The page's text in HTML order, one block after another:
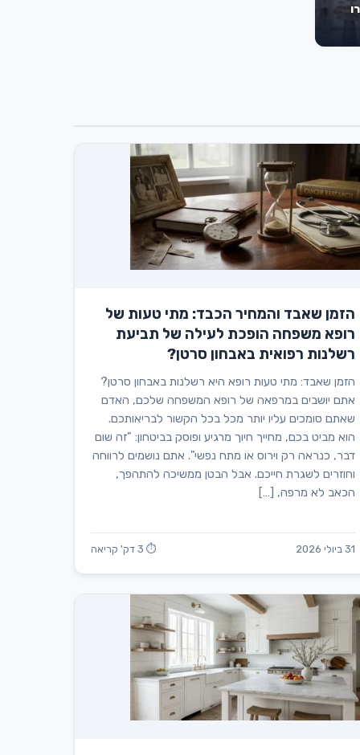
הזמן שאבד והמחיר הכבד: מתי טעות של
רופא משפחה הופכת לעילה של תביעת
רשלנות רפואית באבחון סרטן?
הזמן שאבד: מתי טעות רופא היא רשלנות באבחון סרטן?
אתם יושבים במרפאה של רופא המשפחה שלכם, האדם
שאתם סומכים עליו יותר מכל בכל הקשור לבריאותכם.
הוא מביט בכם, מחייך חיוך מרגיע ופוסק בביטחון: "זה שום
דבר, כנראה רק וירוס או מתח נפשי". אתם נושמים לרווחה
וחוזרים לשגרת חייכם. אבל הבטן ממשיכה להתהפך,
הכאב לא מרפה, […]
31 ביולי 2026 ⏱ 3 דק' קריאה